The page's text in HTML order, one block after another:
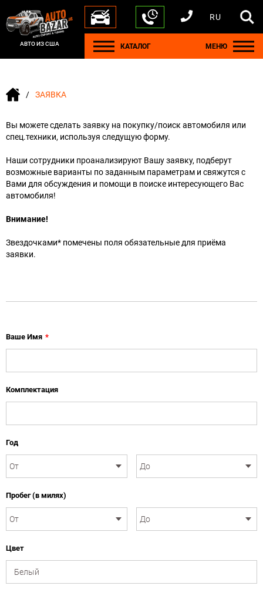
АВТО ИЗ США
+1 440 212 5612
+380 63 445 8605
---
+7 701 784 4450
+375 17 337 2065
RU
КАТАЛОГ МЕНЮ
ЗАЯВКА
Вы можете сделать заявку на покупку/поиск автомобиля или
спец.техники, используя следущую форму.
Наши сотрудники проанализируют Вашу заявку, подберут
возможные варианты по заданным параметрам и свяжутся с
Вами для обсуждения и помощи в поиске интересующего Вас
автомобиля!
Внимание!
Звездочками* помечены поля обязательные для приёма
заявки.
Ваше Имя *
Комплектация
Год
Пробег (в милях)
Цвет